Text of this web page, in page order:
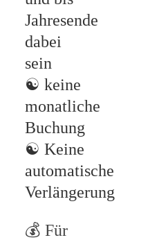
Jahresende
dabei
sein
☯ keine
monatliche
Buchung
☯ Keine
automatische
Verlängerung
💰 Für